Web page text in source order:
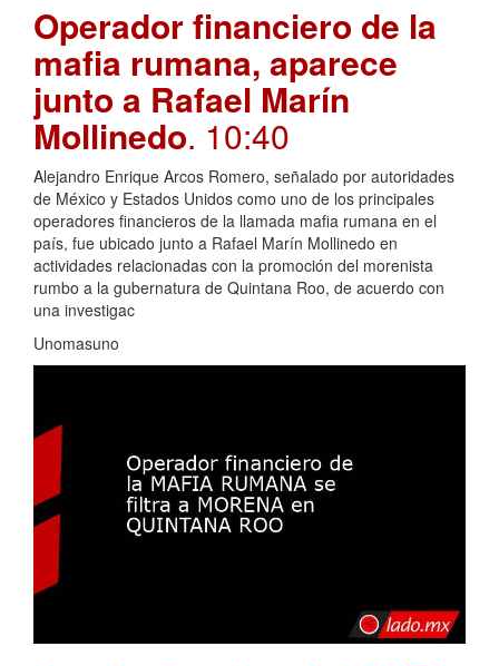
Operador financiero de la
mafia rumana, aparece
junto a Rafael Marín
Mollinedo. 10:40
Alejandro Enrique Arcos Romero, señalado por autoridades
de México y Estados Unidos como uno de los principales
operadores financieros de la llamada mafia rumana en el
país, fue ubicado junto a Rafael Marín Mollinedo en
actividades relacionadas con la promoción del morenista
rumbo a la gubernatura de Quintana Roo, de acuerdo con
una investigac
Unomasuno